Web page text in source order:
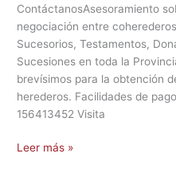
ContáctanosAsesoramiento
negociación entre
Sucesorios, Testamentos,
Sucesiones en toda la
brevísimos para la obtención
herederos. Facilidades de
156413452 Visita
Leer más »